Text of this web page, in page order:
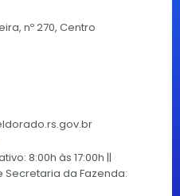
nº 270, Centro
8:00h às 17:00h ||
Secretaria da Fazenda: